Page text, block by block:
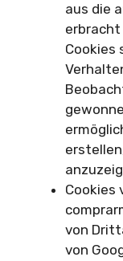
aus die
Cookies
Cookies
von
von